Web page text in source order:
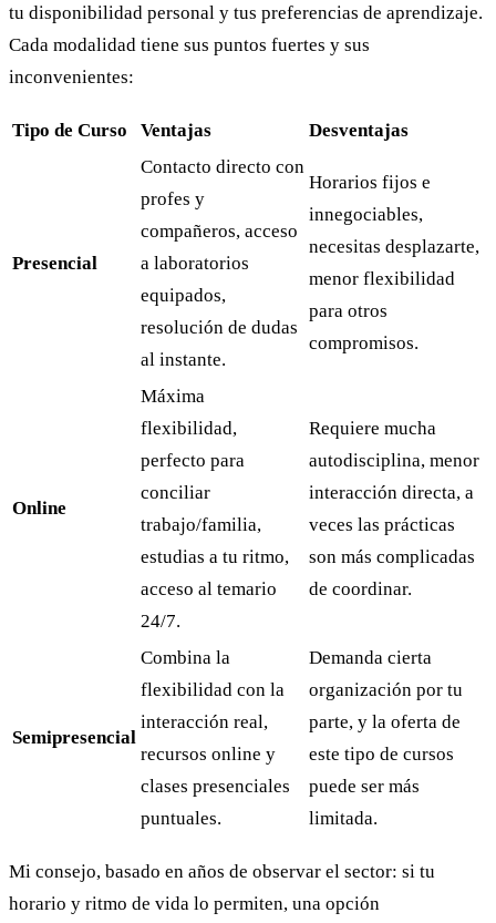
tu disponibilidad personal y tus preferencias de aprendizaje.
Cada modalidad tiene sus puntos fuertes y sus
inconvenientes:
Tipo de Curso Ventajas Desventajas
Presencial
Contacto directo con
profes y
compañeros, acceso
a laboratorios
equipados,
resolución de dudas
al instante.
Horarios fijos e
innegociables,
necesitas desplazarte,
menor flexibilidad
para otros
compromisos.
Online
Máxima
flexibilidad,
perfecto para
conciliar
trabajo/familia,
estudias a tu ritmo,
acceso al temario
24/7.
Requiere mucha
autodisciplina, menor
interacción directa, a
veces las prácticas
son más complicadas
de coordinar.
Semipresencial
Combina la
flexibilidad con la
interacción real,
recursos online y
clases presenciales
puntuales.
Demanda cierta
organización por tu
parte, y la oferta de
este tipo de cursos
puede ser más
limitada.
Mi consejo, basado en años de observar el sector: si tu
horario y ritmo de vida lo permiten, una opción